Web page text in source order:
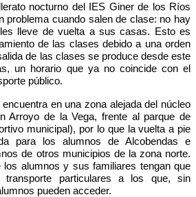
nocturno del IES Giner de los Ríos
problema cuando salen de clase: no hay
lleve de vuelta a sus casas. Esto es
de las clases debido a una orden
de las clases se produce desde este
un horario que ya no coincide con el
público.
en una zona alejada del núcleo
Arroyo de la Vega, frente al parque de
municipal), por lo que la vuelta a pie
para los alumnos de Alcobendas e
de otros municipios de la zona norte.
los alumnos y sus familiares tengan que
transporte particulares a los que, sin
pueden acceder.